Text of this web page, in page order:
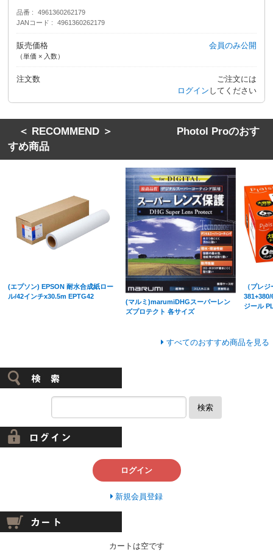
品番
4961360262179
JANコード
4961360262179
販売価格
（単価 × 入数）
会員のみ公開
注文数
ご注文には
ログイン してください
＜ RECOMMEND ＞ Photol Proのおす
すめ商品
(エプソン) EPSON 耐水合成紙ロー
ル/42インチx30.5m EPTG42
(マルミ)marumiDHGスーパーレン
ズプロテクト 各サイズ
（プレ
ジール
すべてのおすすめ商品を見る
検索
ログイン
新規会員登録
カートは空です